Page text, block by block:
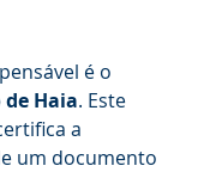
é o
Haia. Este
a
um documento